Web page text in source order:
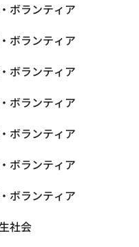
ボランティア
ボランティア
ボランティア
ボランティア
ボランティア
ボランティア
ボランティア
社会